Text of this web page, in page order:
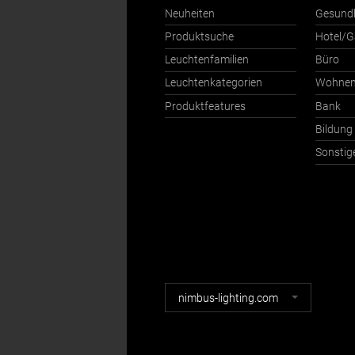
Neuheiten
Produktsuche
Leuchtenfamilien
Leuchtenkategorien
Produktfeatures
Hotel/
Büro
Wohnen
Bank
Bildung
Nimbus
Webseiten
nimbus-lighting.com